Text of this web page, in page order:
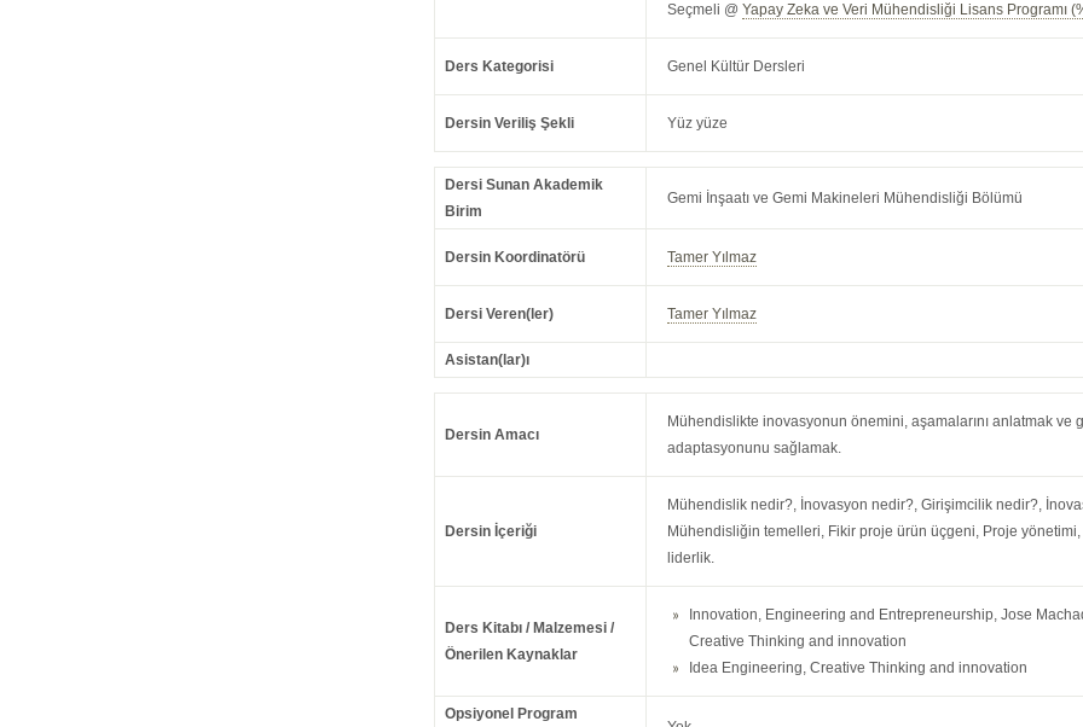
Seçmeli @Yapay Zeka ve Veri Mühendisliği Lisans Programı
Ders Kategorisi Genel Kültür Dersleri
Dersin Veriliş Şekli Yüz yüze
Dersi Sunan Akademik
Birim
Gemi İnşaatı ve Gemi Makineleri Mühendisliği Bölümü
Dersin Koordinatörü Tamer Yılmaz
Dersi Veren(ler) Tamer Yılmaz
Asistan(lar)ı
Dersin Amacı
Mühendislikte inovasyonun önemini, aşamalarını anlatmak
adaptasyonunu sağlamak.
Dersin İçeriği
Mühendislik nedir?, İnovasyon nedir?, Girişimcilik nedir?,
Mühendisliğin temelleri, Fikir proje ürün üçgeni, Proje yönetimi,
liderlik.
Ders Kitabı / Malzemesi /
Önerilen Kaynaklar
Innovation, Engineering and Entrepreneurship, Jose
Creative Thinking and innovation
Idea Engineering, Creative Thinking and innovation
Opsiyonel Program